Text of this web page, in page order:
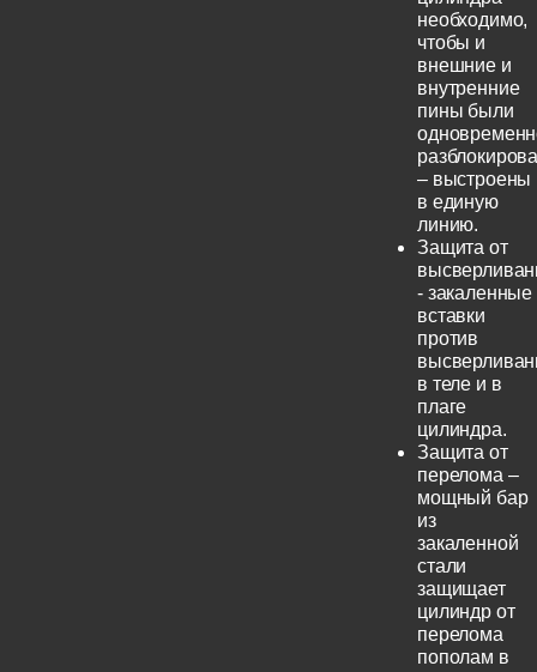
необходимо,
чтобы и
внешние и
внутренние
пины были
– выстроены
в единую
линию.
Защита от
- закаленные
вставки
против
в теле и в
плаге
цилиндра.
Защита от
перелома –
мощный бар
из
закаленной
стали
защищает
цилиндр от
перелома
пополам в